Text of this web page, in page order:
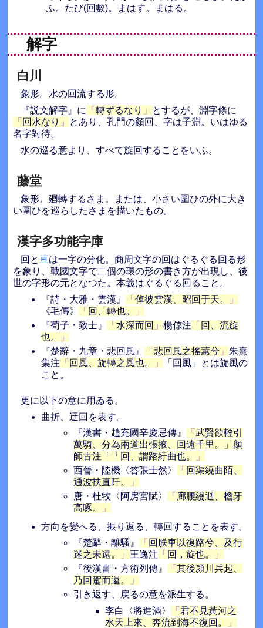
ふ。たび(回數)。まはす。まはる。
解字
白川
象形。水の回流する形。
『説文解字』に
轉ずるなり
とするが、淵字條に
回水なり
とあり、孔門の顏回、字は子淵。いはゆる
名字對待。
水の巡る意より、すべて旋回することをいふ。
藤堂
象形。廻轉するさま。または、小さい圍ひの外に大き
い圍ひを巡らしたさまを描いたもの。
漢字多功能字庫
回と 亘は一字の分化。商周文字の回はぐるぐる回る形
を象り、戰國文字で二個の環の形の書き方が出現し、後
世の字形の元となつた。本義はぐるぐる回ること。
『詩・大雅・雲漢』
倬彼雲漢、昭回于天。
《毛傳》
回、轉也。
『荀子・致士』
水深而回 楊倞注
回、流旋
也。
『楚辭・九章・悲回風』
悲回風之搖蕙兮
朱熹
集注
回風、旋轉之風也。
「回風」とは旋風の
こと。
更に以下の意に用ゐる。
曲折、迂回を表す。
『漢書・趙充國辛慶忌傳』
武賢欲輕引
萬騎、分為兩道出張掖、回遠千里。」顏
師古注「「回、謂路紆曲也。
西晉・陸機〈答張士然〉
回渠繞曲陌、
通波扶直阡。
唐・杜牧〈阿房宮賦〉
廊腰縵迴、檐牙
高啄。
方向を變へる、振り返る、轉回することを表す。
『楚辭・離騷』
回朕車以復路兮、及行
迷之未遠。
王逸注
回，旋也。
『後漢書・方術列傳』
其後潁川兵起、
乃回駕而還。
引き返す、戻るの意を派生する。
李白〈將進酒〉
君不見黃河之
水天上來、奔流到海不復回。